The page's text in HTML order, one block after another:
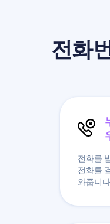
전화
전화를
전화를
와줍니